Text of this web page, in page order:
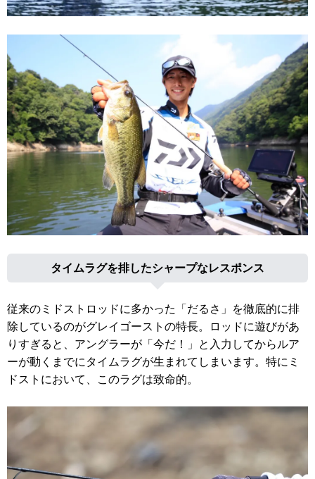
タイムラグを排したシャープなレスポンス
従来のミドストロッドに多かった「だるさ」を徹底的に排
除しているのがグレイゴーストの特長。ロッドに遊びがあ
りすぎると、アングラーが「今だ！」と入力してからルア
ーが動くまでにタイムラグが生まれてしまいます。特にミ
ドストにおいて、このラグは致命的。